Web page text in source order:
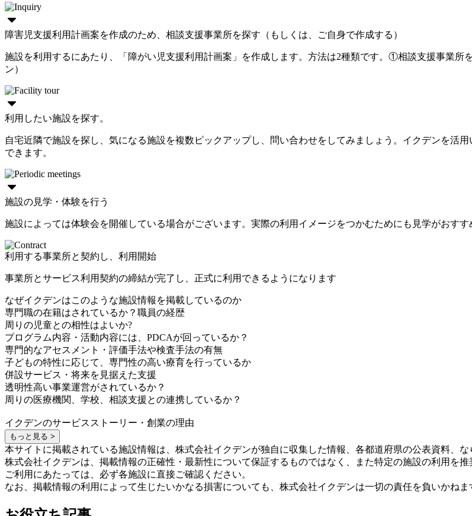
障害児支援利用計画案を作成のため、相談支援事業所を探す（もしくは、ご自身で作成する）
施設を利用するにあたり、「障がい児支援利用計画案」を作成します。方法は2種類です。①相談支援事業
ン）
利用したい施設を探す。
自宅近隣で施設を探し、気になる施設を複数ピックアップし、問い合わせをしてみましょう。イクデンを活
できます。
施設の見学・体験を行う
施設によっては体験会を開催している場合がございます。実際の利用イメージをつかむためにも見学がおすす
利用する事業所と契約し、利用開始
事業所とサービス利用契約の締結が完了し、正式に利用できるようになります
なぜイクデンはこのような施設情報を掲載しているのか
専門職の在籍はされているか？職員の経歴
周りの児童との相性はよいか?
プログラム内容・活動内容には、PDCAが回っているか？
専門的なアセスメント・評価手法や検査手法の有無
子どもの特性に応じて、専門性の高い療育を行っているか
併設サービス・将来を見据えた支援
透明性高い事業運営がされているか？
周りの医療機関、学校、相談支援との連携しているか？
イクデンのサービスストーリー・創業の理由
もっと見る >
本サイトに掲載されている施設情報は、株式会社イクデンが独自に収集した情報、各都道府県の公表資料、
株式会社イクデンは、掲載情報の正確性・最新性について保証するものではなく、また特定の施設の利用を推
ご利用にあたっては、必ず各施設に直接ご確認ください。
なお、掲載情報の利用によって生じたいかなる損害についても、株式会社イクデンは一切の責任を負いかねま